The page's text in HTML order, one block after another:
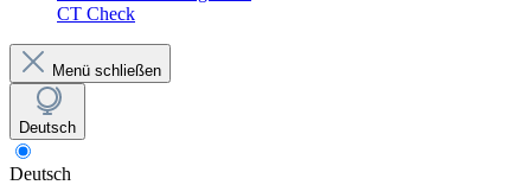
CT Check
Menü schließen
Deutsch
Deutsch